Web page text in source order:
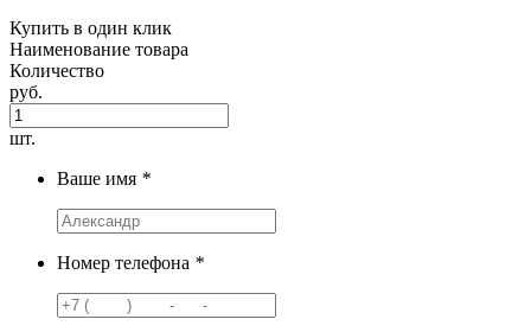
Купить в один клик
Наименование товара
Количество
руб.
шт.
Ваше имя *
Номер телефона *